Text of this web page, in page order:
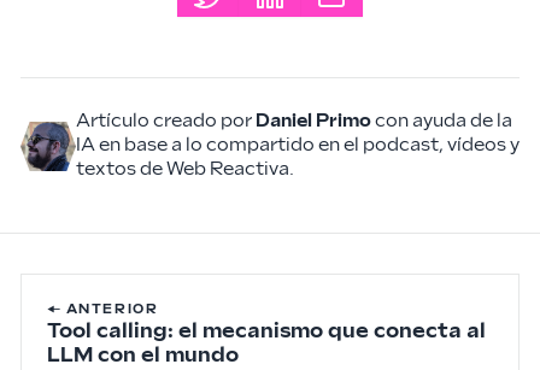
Artículo creado por Daniel Primocon ayuda de la
IA en base a lo compartido en el podcast, vídeos y
textos de Web Reactiva.
← ANTERIOR
Tool calling: el mecanismo que conecta al
LLM con el mundo